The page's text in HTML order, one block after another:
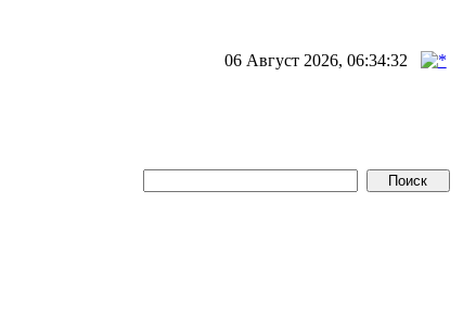
06 Август 2026, 06:34:32